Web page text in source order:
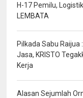
H-17 Pemilu,
LEMBATA
Pilkada Sabu Raijua
Jasa, KRISTO
Kerja
Alasan Sejumlah